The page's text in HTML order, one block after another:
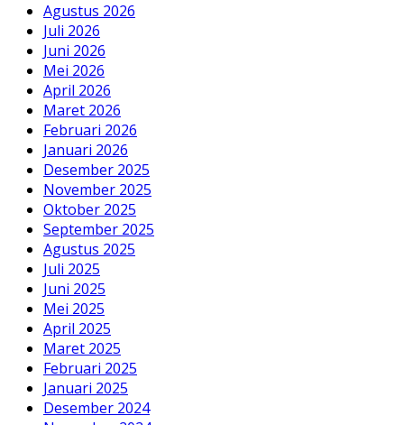
Agustus 2026
Juli 2026
Juni 2026
Mei 2026
April 2026
Maret 2026
Februari 2026
Januari 2026
Desember 2025
November 2025
Oktober 2025
September 2025
Agustus 2025
Juli 2025
Juni 2025
Mei 2025
April 2025
Maret 2025
Februari 2025
Januari 2025
Desember 2024